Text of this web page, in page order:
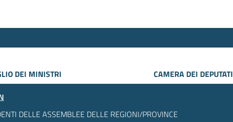
DEI MINISTRI
CAMERA DEI DEPUTATI
DELLE ASSEMBLEE DELLE REGIONI/PROVINCE